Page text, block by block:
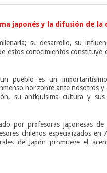
japonés y la difusión de la
su desarrollo, su
estos conocimientos
pueblo es un
horizonte ante nosotros y
su antiquísima cultura y
por profesoras japonesas
chilenos especializados
de Japón promueve el